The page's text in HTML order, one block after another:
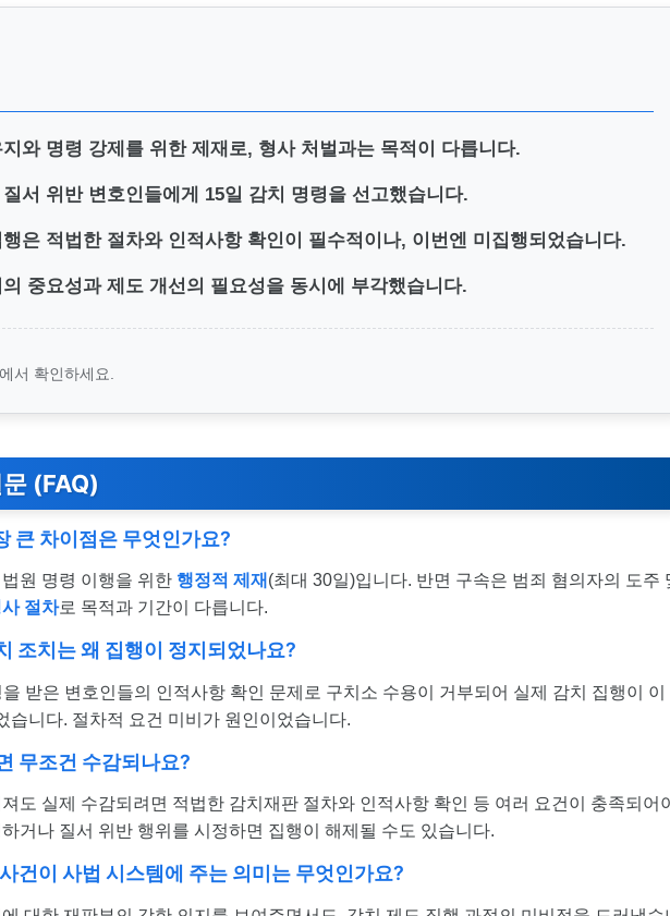
와 명령 강제를 위한 제재로, 형사 처벌과는 목적이 다릅니다.
서 위반 변호인들에게 15일 감치 명령을 선고했습니다.
은 적법한 절차와 인적사항 확인이 필수적이나, 이번엔 미집행되었습니다.
중요성과 제도 개선의 필요성을 동시에 부각했습니다.
서 확인하세요.
(FAQ)
큰 차이점은 무엇인가요?
원 명령 이행을 위한 행정적 제재 (최대 30일)입니다. 반면 구속은 범죄 혐의자의 도주
절차로 목적과 기간이 다릅니다.
조치는 왜 집행이 정지되었나요?
받은 변호인들의 인적사항 확인 문제로 구치소 수용이 거부되어 실제 감치 집행이 이
습니다. 절차적 요건 미비가 원인이었습니다.
무조건 수감되나요?
도 실제 수감되려면 적법한 감치재판 절차와 인적사항 확인 등 여러 요건이 충족되어
거나 질서 위반 행위를 시정하면 집행이 해제될 수도 있습니다.
건이 사법 시스템에 주는 의미는 무엇인가요?